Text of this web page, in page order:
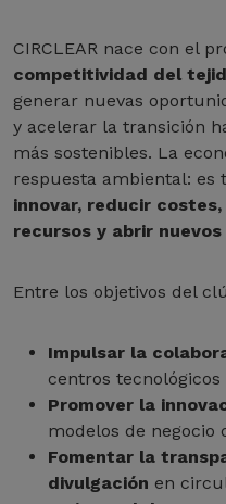
CIRCLEAR nace con el
competitividad del
generar nuevas
y acelerar la transición
más sostenibles. La
respuesta ambiental: es
innovar, reducir
recursos y abrir
Entre los objetivos del
Impulsar la
centros
Promover la
modelos de negocio
Fomentar la
divulgación en